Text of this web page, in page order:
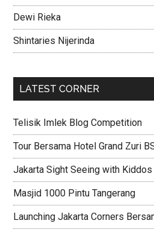
Dewi Rieka
Shintaries Nijerinda
LATEST CORNER
Telisik Imlek Blog Competition
Tour Bersama Hotel Grand Zuri
Jakarta Sight Seeing with Kiddos
Masjid 1000 Pintu Tangerang
Launching Jakarta Corners